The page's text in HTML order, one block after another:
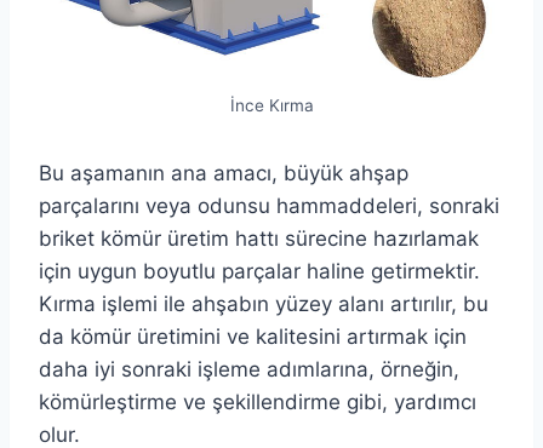
İnce Kırma
Bu aşamanın ana amacı, büyük ahşap
parçalarını veya odunsu hammaddeleri, sonraki
briket kömür üretim hattı sürecine hazırlamak
için uygun boyutlu parçalar haline getirmektir.
Kırma işlemi ile ahşabın yüzey alanı artırılır, bu
da kömür üretimini ve kalitesini artırmak için
daha iyi sonraki işleme adımlarına, örneğin,
kömürleştirme ve şekillendirme gibi, yardımcı
olur.